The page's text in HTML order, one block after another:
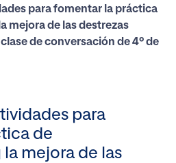
para fomentar la práctica
mejora de las destrezas
de conversación de 4º de
para
de
mejora de las